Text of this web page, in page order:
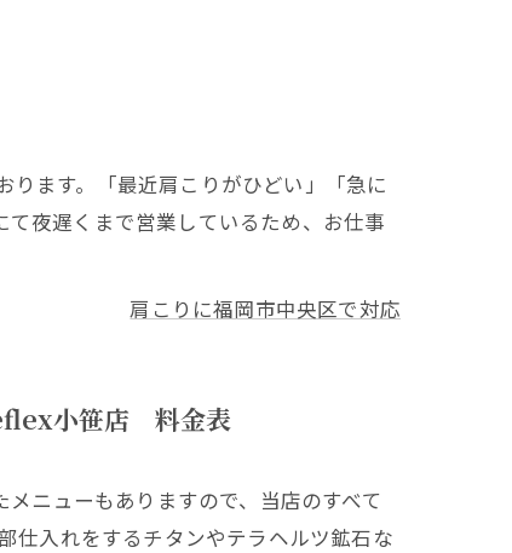
ます。「最近肩こりがひどい」「急に
夜遅くまで営業しているため、お仕事
肩こりに福岡市中央区で対応
小笹店 料金表
ニューもありますので、当店のすべて
仕入れをするチタンやテラヘルツ鉱石な